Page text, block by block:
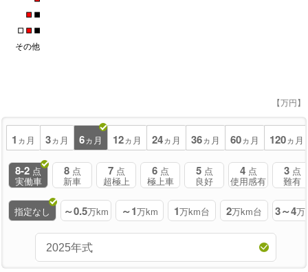
■ ■
■ ■ ■
その他
【万円】
1 ヵ月 3ヵ月 6ヵ月 12ヵ月 24ヵ月 36ヵ月 60ヵ月 120ヵ月
8-2 点
実働車
8 点
新車
7 点
超極上
6 点
極上車
5 点
良好
4 点
使用感有
3 点
難有
指定なし ～0.5万km ～1万km 1万km台 2万km台 3～4万